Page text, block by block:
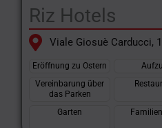
Riz Hotels
Viale Giosuè Carducci,
Eröffnung zu Ostern
Vereinbarung über
das Parken
Garten